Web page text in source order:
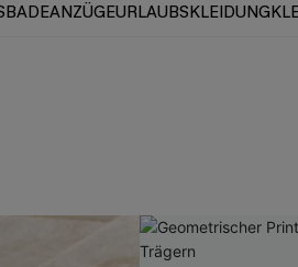
BADEANZÜGEURLAUBSKLEIDUNG